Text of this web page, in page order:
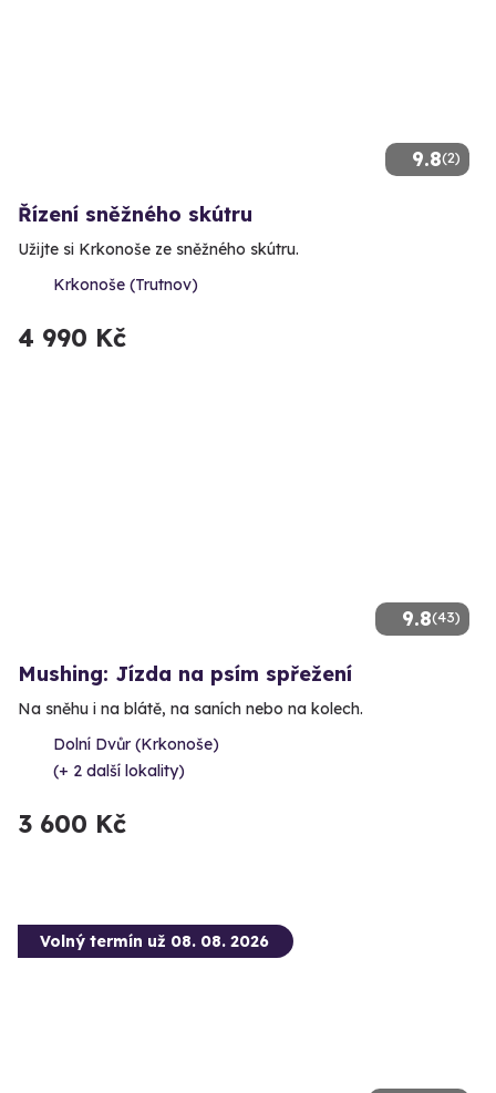
9.8(2)
Řízení sněžného skútru
Užijte si Krkonoše ze sněžného skútru.
Krkonoše (Trutnov)
4 990 Kč
9.8(43)
Mushing: Jízda na psím spřežení
Na sněhu i na blátě, na saních nebo na kolech.
Dolní Dvůr (Krkonoše)
(+ 2 další lokality)
3 600 Kč
Volný termín už 08. 08. 2026